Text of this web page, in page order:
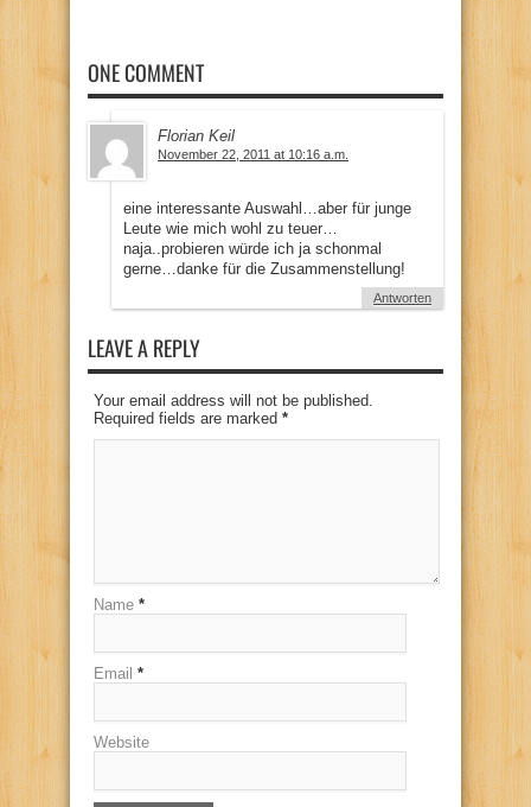
ONE COMMENT
Florian Keil
November 22, 2011 at 10:16 a.m.
eine interessante Auswahl…aber für junge
Leute wie mich wohl zu teuer…
naja..probieren würde ich ja schonmal
gerne…danke für die Zusammenstellung!
Antworten
LEAVE A REPLY
Your email address will not be published.
Required fields are marked *
Name *
Email *
Website